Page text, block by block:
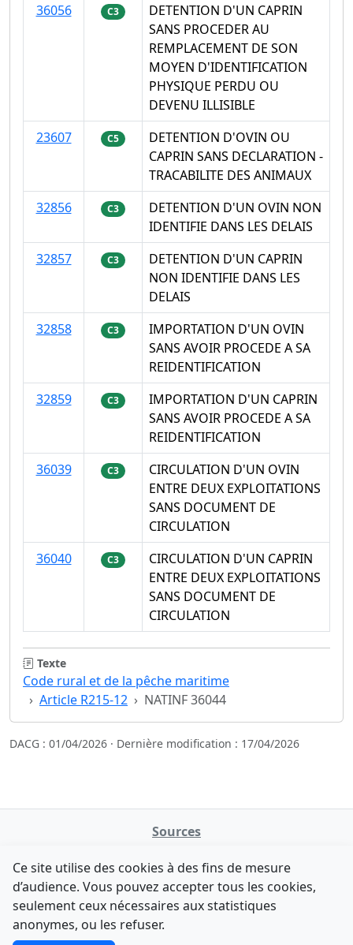
36056
C3
DETENTION D'UN CAPRIN
SANS PROCEDER AU
REMPLACEMENT DE SON
MOYEN D'IDENTIFICATION
PHYSIQUE PERDU OU
DEVENU ILLISIBLE
23607
C5
DETENTION D'OVIN OU
CAPRIN SANS DECLARATION -
TRACABILITE DES ANIMAUX
32856
C3
DETENTION D'UN OVIN NON
IDENTIFIE DANS LES DELAIS
32857
C3
DETENTION D'UN CAPRIN
NON IDENTIFIE DANS LES
DELAIS
32858
C3
IMPORTATION D'UN OVIN
SANS AVOIR PROCEDE A SA
REIDENTIFICATION
32859
C3
IMPORTATION D'UN CAPRIN
SANS AVOIR PROCEDE A SA
REIDENTIFICATION
36039
C3
CIRCULATION D'UN OVIN
ENTRE DEUX EXPLOITATIONS
SANS DOCUMENT DE
CIRCULATION
36040
C3
CIRCULATION D'UN CAPRIN
ENTRE DEUX EXPLOITATIONS
SANS DOCUMENT DE
CIRCULATION
Texte
Code rural et de la pêche maritime
Article R215-12
NATINF 36044
DACG : 01/04/2026 · Dernière modification : 17/04/2026
Sources
data.gouv.fr
Legifrance - API
Contact
Comment avez-vous découvert NATINFo ?
Une courte réponse suffit (500 caractères max).
Ce site utilise des cookies à des fins de mesure
d’audience. Vous pouvez accepter tous les cookies,
seulement ceux nécessaires aux statistiques
anonymes, ou les refuser.